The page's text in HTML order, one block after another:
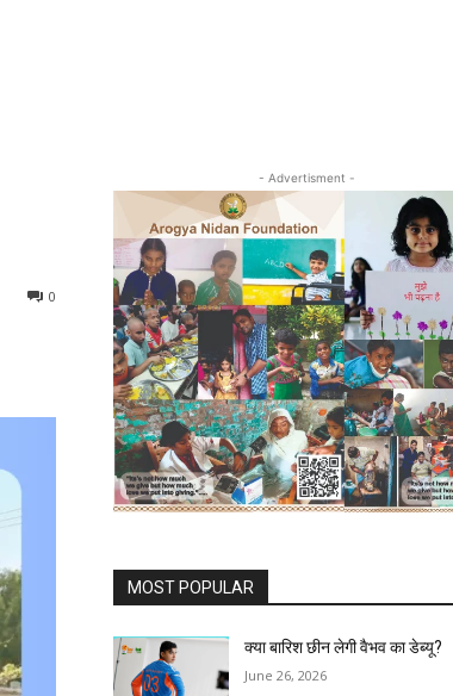
0
- Advertisment -
MOST POPULAR
क्या बारिश छीन लेगी वैभव का डेब्यू?
June 26, 2026